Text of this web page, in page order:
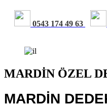
0543 174 49 63
MARDİN ÖZEL
MARDİN